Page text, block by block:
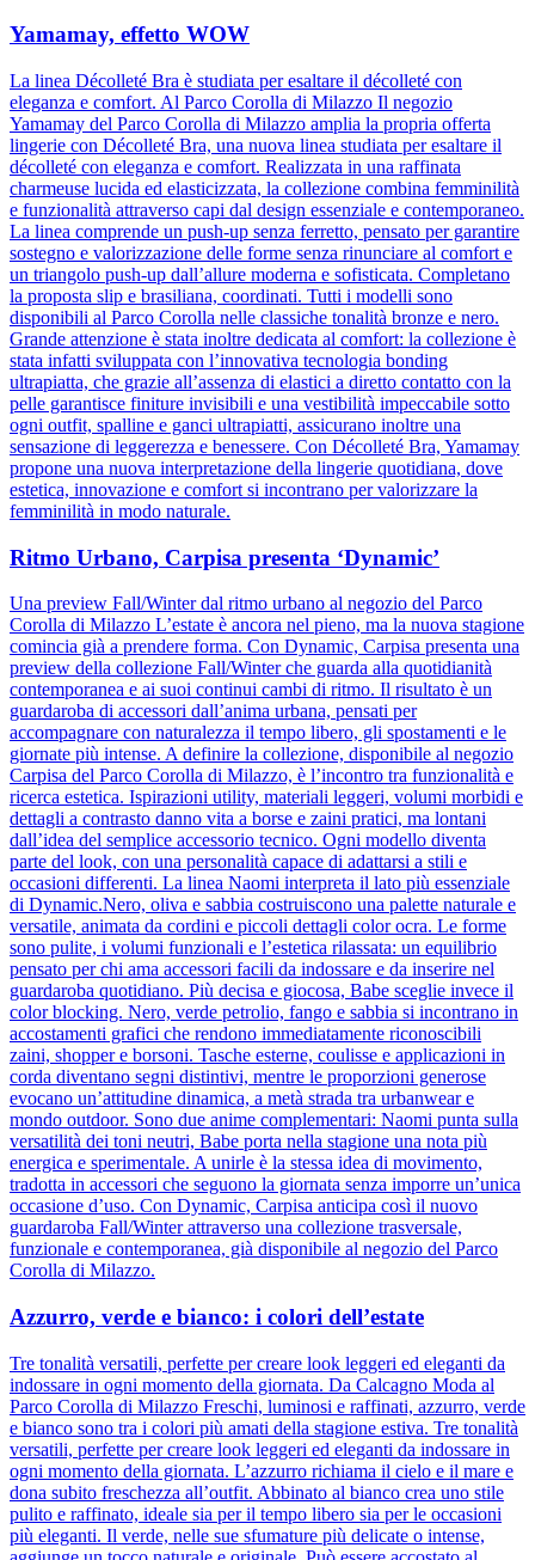
Yamamay, effetto WOW
La linea Décolleté Bra è studiata per esaltare il décolleté con
eleganza e comfort. Al Parco Corolla di Milazzo Il negozio
Yamamay del Parco Corolla di Milazzo amplia la propria offerta
lingerie con Décolleté Bra, una nuova linea studiata per esaltare il
décolleté con eleganza e comfort. Realizzata in una raffinata
charmeuse lucida ed elasticizzata, la collezione combina femminilità
e funzionalità attraverso capi dal design essenziale e contemporaneo.
La linea comprende un push-up senza ferretto, pensato per garantire
sostegno e valorizzazione delle forme senza rinunciare al comfort e
un triangolo push-up dall’allure moderna e sofisticata. Completano
la proposta slip e brasiliana, coordinati. Tutti i modelli sono
disponibili al Parco Corolla nelle classiche tonalità bronze e nero.
Grande attenzione è stata inoltre dedicata al comfort: la collezione è
stata infatti sviluppata con l’innovativa tecnologia bonding
ultrapiatta, che grazie all’assenza di elastici a diretto contatto con la
pelle garantisce finiture invisibili e una vestibilità impeccabile sotto
ogni outfit, spalline e ganci ultrapiatti, assicurano inoltre una
sensazione di leggerezza e benessere. Con Décolleté Bra, Yamamay
propone una nuova interpretazione della lingerie quotidiana, dove
estetica, innovazione e comfort si incontrano per valorizzare la
femminilità in modo naturale.
Ritmo Urbano, Carpisa presenta ‘Dynamic’
Una preview Fall/Winter dal ritmo urbano al negozio del Parco
Corolla di Milazzo L’estate è ancora nel pieno, ma la nuova stagione
comincia già a prendere forma. Con Dynamic, Carpisa presenta una
preview della collezione Fall/Winter che guarda alla quotidianità
contemporanea e ai suoi continui cambi di ritmo. Il risultato è un
guardaroba di accessori dall’anima urbana, pensati per
accompagnare con naturalezza il tempo libero, gli spostamenti e le
giornate più intense. A definire la collezione, disponibile al negozio
Carpisa del Parco Corolla di Milazzo, è l’incontro tra funzionalità e
ricerca estetica. Ispirazioni utility, materiali leggeri, volumi morbidi e
dettagli a contrasto danno vita a borse e zaini pratici, ma lontani
dall’idea del semplice accessorio tecnico. Ogni modello diventa
parte del look, con una personalità capace di adattarsi a stili e
occasioni differenti. La linea Naomi interpreta il lato più essenziale
di Dynamic.Nero, oliva e sabbia costruiscono una palette naturale e
versatile, animata da cordini e piccoli dettagli color ocra. Le forme
sono pulite, i volumi funzionali e l’estetica rilassata: un equilibrio
pensato per chi ama accessori facili da indossare e da inserire nel
guardaroba quotidiano. Più decisa e giocosa, Babe sceglie invece il
color blocking. Nero, verde petrolio, fango e sabbia si incontrano in
accostamenti grafici che rendono immediatamente riconoscibili
zaini, shopper e borsoni. Tasche esterne, coulisse e applicazioni in
corda diventano segni distintivi, mentre le proporzioni generose
evocano un’attitudine dinamica, a metà strada tra urbanwear e
mondo outdoor. Sono due anime complementari: Naomi punta sulla
versatilità dei toni neutri, Babe porta nella stagione una nota più
energica e sperimentale. A unirle è la stessa idea di movimento,
tradotta in accessori che seguono la giornata senza imporre un’unica
occasione d’uso. Con Dynamic, Carpisa anticipa così il nuovo
guardaroba Fall/Winter attraverso una collezione trasversale,
funzionale e contemporanea, già disponibile al negozio del Parco
Corolla di Milazzo.
Azzurro, verde e bianco: i colori dell’estate
Tre tonalità versatili, perfette per creare look leggeri ed eleganti da
indossare in ogni momento della giornata. Da Calcagno Moda al
Parco Corolla di Milazzo Freschi, luminosi e raffinati, azzurro, verde
e bianco sono tra i colori più amati della stagione estiva. Tre tonalità
versatili, perfette per creare look leggeri ed eleganti da indossare in
ogni momento della giornata. L’azzurro richiama il cielo e il mare e
dona subito freschezza all’outfit. Abbinato al bianco crea uno stile
pulito e raffinato, ideale sia per il tempo libero sia per le occasioni
più eleganti. Il verde, nelle sue sfumature più delicate o intense,